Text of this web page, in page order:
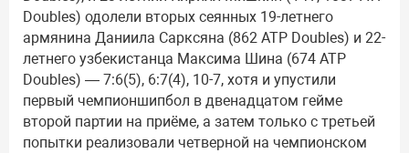
Doubles) одолели вторых сеянных 19-летнего
армянина Даниила Сарксяна (862 ATP Doubles) и 22-
летнего узбекистанца Максима Шина (674 ATP
Doubles) — 7:6(5), 6:7(4), 10-7, хотя и упустили
первый чемпионшипбол в двенадцатом гейме
второй партии на приёме, а затем только с третьей
попытки реализовали четверной на чемпионском